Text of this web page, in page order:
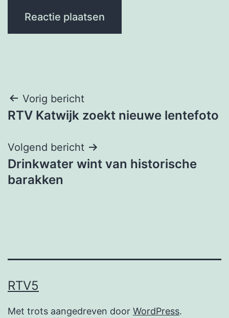
Bericht
navigatie
Vorig bericht
RTV Katwijk zoekt nieuwe lentefoto
Volgend bericht
Drinkwater wint van historische
barakken
RTV5
Met trots aangedreven door WordPress.